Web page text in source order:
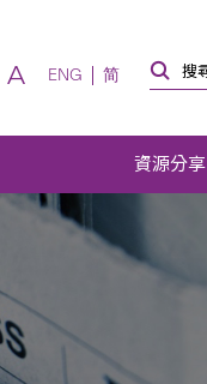
A ENG 简
資源分享